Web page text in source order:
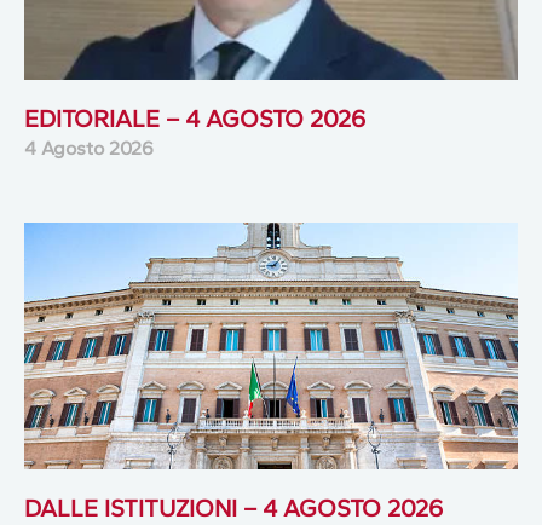
EDITORIALE – 4 AGOSTO 2026
4 Agosto 2026
DALLE ISTITUZIONI – 4 AGOSTO 2026